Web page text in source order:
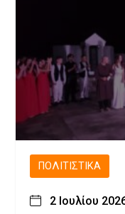
ΠΟΛΙΤΙΣΤΙΚΆ
2 Ιουλίου